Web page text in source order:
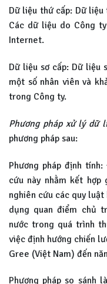
Dữ liệu thứ cấp: Dữ
Các dữ liệu do Công
Internet.
Dữ liệu sơ cấp: Dữ liệu
một số nhân viên và
trong Công ty.
Phương pháp xử lý dữ
phương pháp sau:
Phương pháp định
cứu này nhằm kết
nghiên cứu các quy luật
dụng quan điểm chủ
nước trong quá trình
việc định hướng chiến
Gree (Việt Nam) đến
Phương pháp so sánh